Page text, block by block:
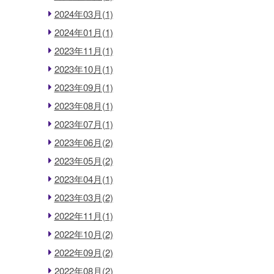
2024年03月(1)
2024年01月(1)
2023年11月(1)
2023年10月(1)
2023年09月(1)
2023年08月(1)
2023年07月(1)
2023年06月(2)
2023年05月(2)
2023年04月(1)
2023年03月(2)
2022年11月(1)
2022年10月(2)
2022年09月(2)
2022年08月(2)